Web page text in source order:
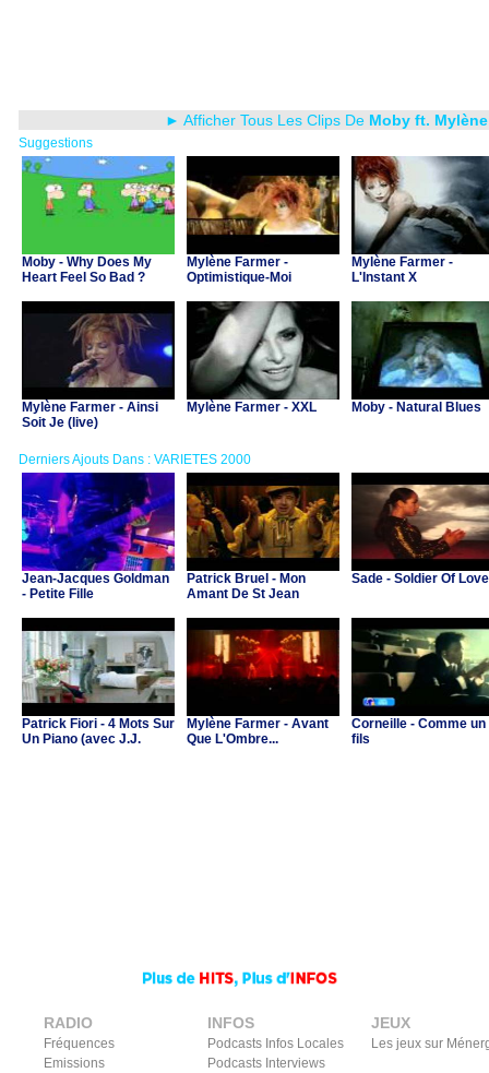
► Afficher Tous Les Clips De Moby ft.
Suggestions
Moby - Why Does My
Heart Feel So Bad ?
Mylène Farmer -
Optimistique-Moi
Mylène Farmer -
L'Instant X
Mylène Farmer - Ainsi
Soit Je (live)
Mylène Farmer - XXL Moby - Natural Blues
Derniers Ajouts Dans : VARIETES 2000
Jean-Jacques Goldman
- Petite Fille
Patrick Bruel - Mon
Amant De St Jean
Sade - Soldier Of Love
Patrick Fiori - 4 Mots Sur
Un Piano (avec J.J.
Mylène Farmer - Avant
Que L'Ombre...
Corneille - Comme un
fils
RADIO
Fréquences
Emissions
INFOS
Podcasts Infos Locales
Podcasts Interviews
JEUX
Les jeux sur